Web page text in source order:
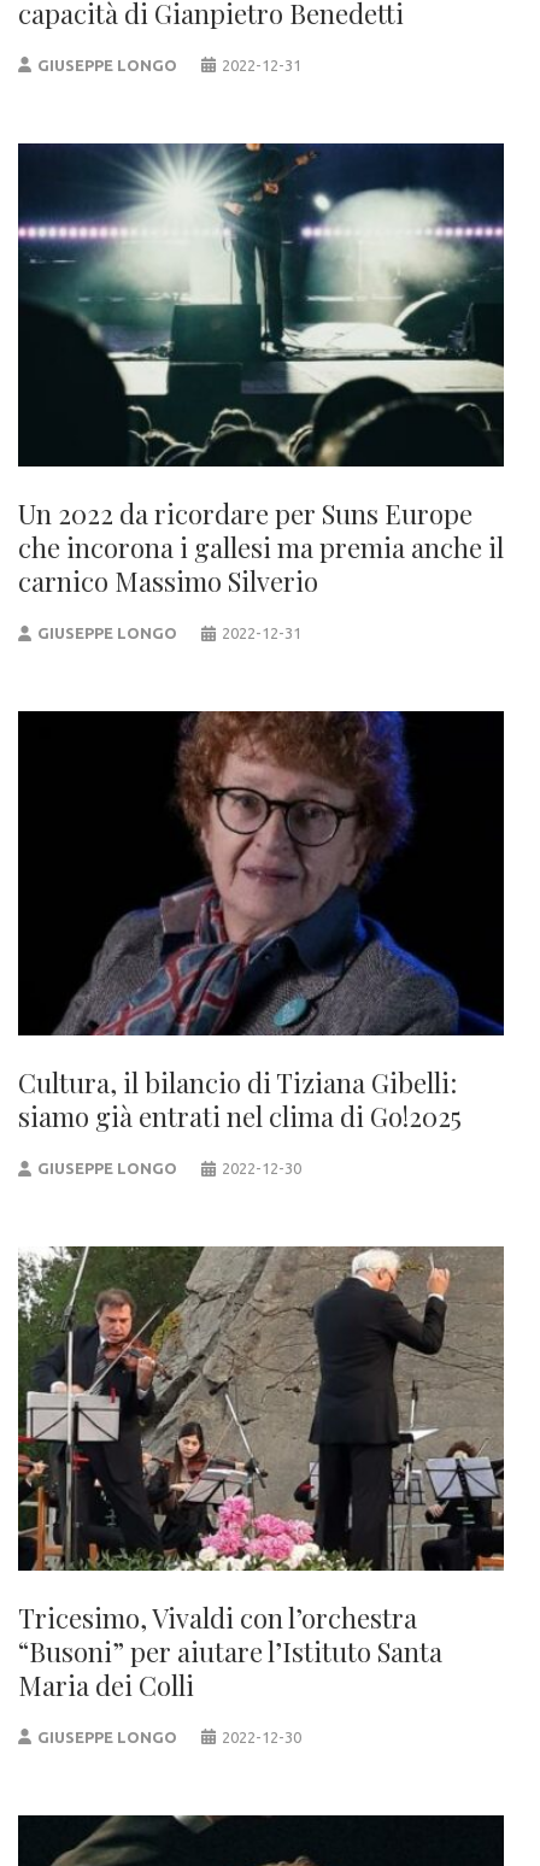
capacità di Gianpietro Benedetti
GIUSEPPE LONGO 2022-12-31
Un 2022 da ricordare per Suns Europe
che incorona i gallesi ma premia anche il
carnico Massimo Silverio
GIUSEPPE LONGO 2022-12-31
Cultura, il bilancio di Tiziana Gibelli:
siamo già entrati nel clima di Go!2025
GIUSEPPE LONGO 2022-12-30
Tricesimo, Vivaldi con l’orchestra
“Busoni” per aiutare l’Istituto Santa
Maria dei Colli
GIUSEPPE LONGO 2022-12-30